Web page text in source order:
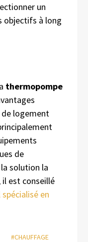
un
objectifs à long
thermopompe
logement
de
solution la
est conseillé
en
#CHAUFFAGE